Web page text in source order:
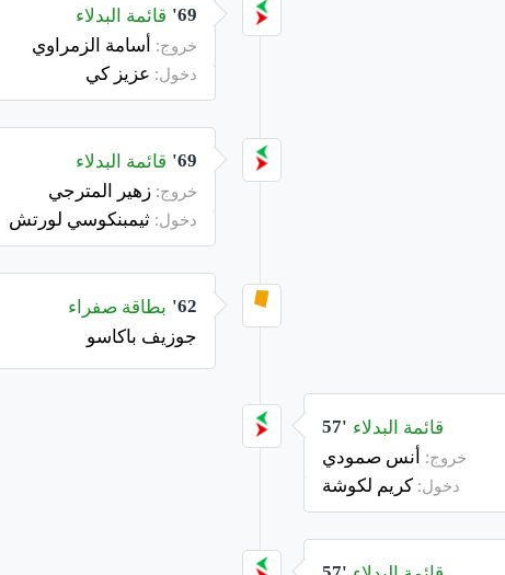
69' قائمة البدلاء
خروج: أسامة الزمراوي
دخول: عزيز كي
69' قائمة البدلاء
خروج: زهير المترجي
دخول: ثيمبنكوسي لورتش
62' بطاقة صفراء
جوزيف باكاسو
57' قائمة البدلاء
خروج: أنس صمودي
دخول: كريم لكوشة